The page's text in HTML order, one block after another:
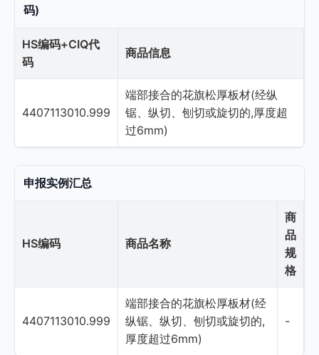
码)
HS编码+CIQ代
码
商品信息
4407113010.999
端部接合的花旗松厚板材(经纵
锯、纵切、刨切或旋切的,厚度超
过6mm)
申报实例汇总
HS编码 商品名称
商
品
规
格
4407113010.999
端部接合的花旗松厚板材(经
纵锯、纵切、刨切或旋切的,
厚度超过6mm)
-